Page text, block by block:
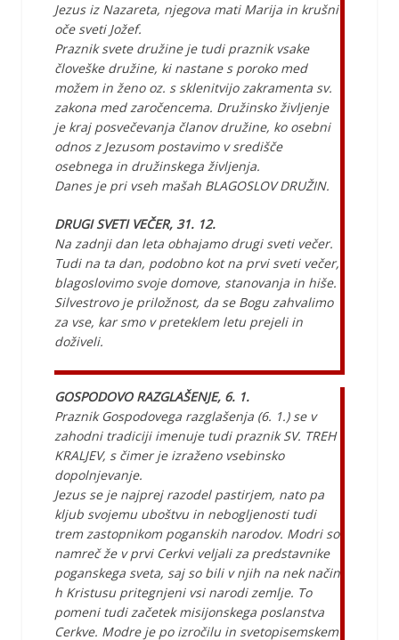
Jezus iz Nazareta, njegova mati Marija in krušni
oče sveti Jožef.
Praznik svete družine je tudi praznik vsake
človeške družine, ki nastane s poroko med
možem in ženo oz. s sklenitvijo zakramenta sv.
zakona med zaročencema. Družinsko življenje
je kraj posvečevanja članov družine, ko osebni
odnos z Jezusom postavimo v središče
osebnega in družinskega življenja.
Danes je pri vseh mašah BLAGOSLOV DRUŽIN.
DRUGI SVETI VEČER, 31. 12.
Na zadnji dan leta obhajamo drugi sveti večer.
Tudi na ta dan, podobno kot na prvi sveti večer,
blagoslovimo svoje domove, stanovanja in hiše.
Silvestrovo je priložnost, da se Bogu zahvalimo
za vse, kar smo v preteklem letu prejeli in
doživeli.
GOSPODOVO RAZGLAŠENJE, 6. 1.
Praznik Gospodovega razglašenja (6. 1.) se v
zahodni tradiciji imenuje tudi praznik SV. TREH
KRALJEV, s čimer je izraženo vsebinsko
dopolnjevanje.
Jezus se je najprej razodel pastirjem, nato pa
kljub svojemu uboštvu in nebogljenosti tudi
trem zastopnikom poganskih narodov. Modri so
namreč že v prvi Cerkvi veljali za predstavnike
poganskega sveta, saj so bili v njih na nek način
h Kristusu pritegnjeni vsi narodi zemlje. To
pomeni tudi začetek misijonskega poslanstva
Cerkve. Modre je po izročilu in svetopisemskem